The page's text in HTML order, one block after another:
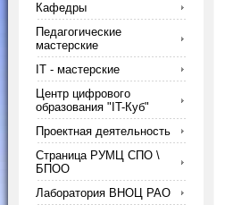
Кафедры
Педагогические
мастерские
IT - мастерские
Центр цифрового
образования "IT-Куб"
Проектная деятельность
Страница РУМЦ СПО \
БПОО
Лаборатория ВНОЦ РАО